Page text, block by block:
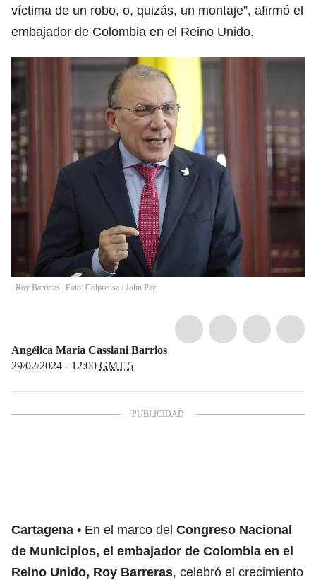
víctima de un robo, o, quizás, un montaje”, afirmó el
embajador de Colombia en el Reino Unido.
Roy Barreras | Foto: Colprensa / John Paz
Angélica María Cassiani Barrios
29/02/2024 - 12:00 GMT-5
Cartagena En el marco del Congreso Nacional
de Municipios, el embajador de Colombia en el
Reino Unido, Roy Barreras, celebró el crecimiento